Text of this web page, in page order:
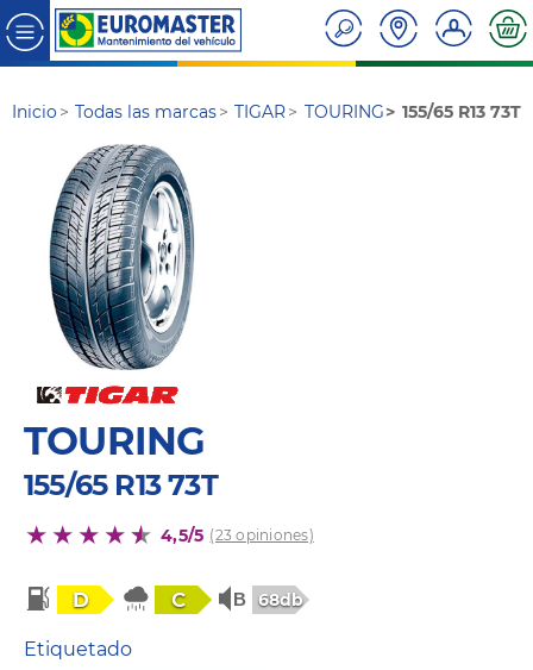
Inicio Todas las marcas TIGAR TOURING 155/65 R13 73T
TOURING
155/65 R13 73T
4,5/5 (23 opiniones)
D C 68db
Etiquetado